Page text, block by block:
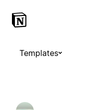
Templates